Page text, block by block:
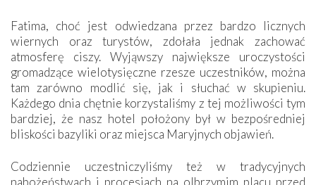
Fatima, choć jest odwiedzana przez bardzo licznych
wiernych oraz turystów, zdołała jednak zachować
atmosferę ciszy. Wyjąwszy największe uroczystości
gromadzące wielotysięczne rzesze uczestników, można
tam zarówno modlić się, jak i słuchać w skupieniu.
Każdego dnia chętnie korzystaliśmy z tej możliwości tym
bardziej, że nasz hotel położony był w bezpośredniej
bliskości bazyliki oraz miejsca Maryjnych objawień.
Codziennie uczestniczyliśmy też w tradycyjnych
nabożeństwach i procesjach na olbrzymim placu przed